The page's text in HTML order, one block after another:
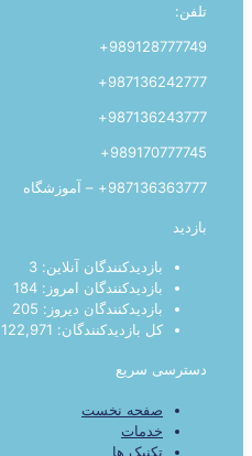
تلفن:
989128777749+
987136242777+
987136243777+
989170777745+
987136363777+ – آموزشگاه
بازدید
بازدیدکنندگان آنلاین: 3
بازدیدکنندگان امروز: 184
بازدیدکنندگان دیروز: 205
کل بازدیدکنند‌گان: 122,971
دسترسی سریع
صفحه نخست
خدمات
تکنیک ها